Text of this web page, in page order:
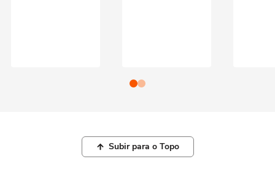
Subir para o Topo